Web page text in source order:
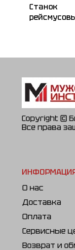
Станок
Copyright ©
Все права
О нас
Доставка
Оплата
Сервисные
Возврат и